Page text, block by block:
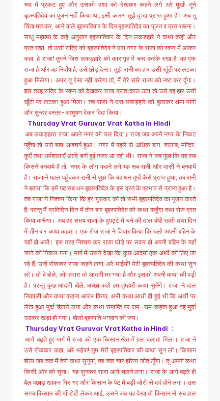
रूप में प्रकट हुए और उसकी दशा को देखकर कहने लगे अरे मूर्ख! तूने
बृहस्पतिदेव का पूजन नहीं किया था, इसी कारण तुझे दुःख प्राप्त हुआ है। अब तू
चिंता मत कर, आने वाले बृहस्पतिवार के दिन बृहस्पतिदेव का पूजन व व्रत रखना।
साधु महात्मा के कहे अनुसार बृहस्पतिवार के दिन लकड़हारे ने कथा कही और
व्रत रखा, तो उसी रात्रि को बृहस्पतिदेव ने उस नगर के राजा को स्वप्न में आकर
कहा, हे राजा! तुमने जिस लकड़हारे को कारागृह में बन्द करके रखा है, वह एक
राजा है और वह निर्दोष है, उसे छोड़ देना। तुझे रानी का हार उसी खूँटी पर लटका
हुआ मिलेगा। अगर तू ऐसा नहीं करेगा तो, मैं तेरे सारे राज्य को नष्ट कर दूँगा।
इस तरह रात्रि के स्वप्न को देखकर राजा प्रातःकाल उठा तो उसे वह हार उसी
खूँटी पर लटका हुआ मिला। तब राजा ने उस लकड़हारे को बुलाकर क्षमा मांगी
और सुन्दर वस्त्र-आभूषण देकर विदा किया।
Thursday Vrat Guruvar Vrat Katha in Hindi
:
अब लकड़हारा राजा अपने नगर को चल दिया। राजा जब अपने नगर के निकट
पहुँचा तो उसे बड़ा आश्चर्य हुआ। नगर में पहले से अधिक बाग, तालाब, मन्दिर,
कुएँ तथा धर्मशालाएँ आदि बनी हुई नजर आ रही थी। राजा ने जब पूछा कि यह सब
किसने बनवाये है तो, नगर के लोग कहने लगे यह सब रानी और दासी ने बनवायें
हैं। राजा ने महल पहुँचकर रानी से पूछा कि यह धन तुम्हें कैसे प्राप्त हुआ, तब रानी
ने बताया कि हमें यह सब धन बृहस्पतिदेव के इस व्रत के प्रभाव से प्राप्त हुआ है।
तब राजा ने निश्चय किया कि हर गुरूवार को तो सभी बृहस्पतिदेव का पूजन करते
हैं, परन्तु मैं प्रतिदिन दिन में तीन बार बृहस्पतिदेव की कथा कहूँगा तथा रोज व्रत
किया करूँगा। अब हर समय राजा के दुपट्टे में चने की दाल बँधी रहती तथा दिन
में तीन बार कथा कहता। एक रोज राजा ने विचार किया कि चलो अपनी बहिन के
यहाँ हो आवें। इस तरह निश्चय कर राजा घोड़े पर सवार हो अपनी बहिन के यहाँ
जाने को निकल गया। मार्ग में उसने देखा कि कुछ आदमी एक अर्थी को लिए जा
रहे हैं, उन्हें रोककर राजा कहने लगा, अरे भाईयों! मेरी बृहस्पतिदेव की कथा सुन
लो। तो वे बोले, लो! हमारा तो आदमी मर गया है और इसको अपनी कथा की पड़ी
है। परन्तु कुछ आदमी बोले, अच्छा कहो हम तुम्हारी कथा सुनेंगे। राजा ने दाल
निकाली और कथा कहना आरंभ किया, अभी कथा आधी ही हुई थी कि अर्थी पर
लेटा हुआ मुर्दा हिलने लगा और कथा समाप्ति पर राम-राम कहता हुआ वह मुर्दा
उठकर खड़ा हो गया। बोलो बृहस्पति भगवान की जय।
Thursday Vrat Guruvar Vrat Katha in Hindi
:
आगे बढ़ते हुए मार्ग में राजा को एक किसान खेत में हल चलाता मिला। राजा ने
उसे रोककर कहा, अरे भईया! तुम मेरी बृहस्पतिवार की कथा सुन लो। किसान
बोला जब तक मैं तेरी कथा सुनूंगा, तब तक चार हरिया जोत लूँगा। तू अपनी कथा
किसी ओर को सुना। यह सुनकर राजा आगे चलने लगा। राजा के आगे बढ़ते ही
बैल पछाड़ खाकर गिर गए और किसान के पेट में बड़ी जोरों से दर्द होने लगा। उस
समय किसान की माँ रोटी लेकर आई, उसने जब यह देखा तो किसान से सब हाल